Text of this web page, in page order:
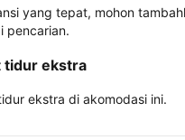
yang tepat, mohon
pencarian.
tidur ekstra
ekstra di akomodasi ini.